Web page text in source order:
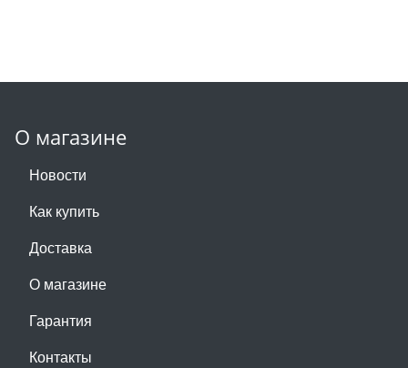
О магазине
Новости
Как купить
Доставка
О магазине
Гарантия
Контакты